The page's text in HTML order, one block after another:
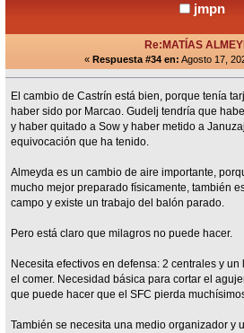
jmpn
Re:MATÍAS
« Respuesta #34 en: Agosto 17,
El cambio de Castrín está bien, porque tenía
haber sido por Marcao. Gudelj tendría que
y haber quitado a Sow y haber metido a
equivocación que ha tenido.
Almeyda es un cambio de aire importante,
mucho mejor preparado físicamente, también
campo y existe un trabajo del balón parado.
Pero está claro que milagros no puede hacer.
Necesita efectivos en defensa: 2 centrales y
el comer. Necesidad básica para cortar el
que puede hacer que el SFC pierda
También se necesita una medio organizador y